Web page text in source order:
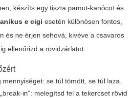
készíts egy tiszta pamut-kanócot és
e cigi esetén különösen fontos,
és ne érjen sehová, kivéve a csavaros
ellenőrizd a rövidzárlatot.
se túl tömött, se túl laza.
in”: melegítsd fel a tekercset rövid